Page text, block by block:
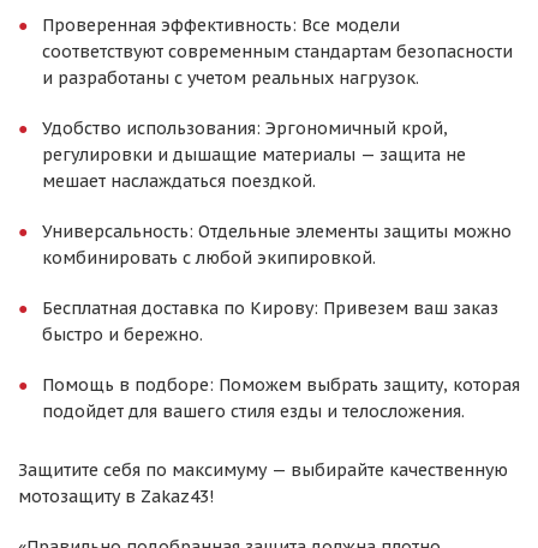
Проверенная эффективность: Все модели
соответствуют современным стандартам безопасности
и разработаны с учетом реальных нагрузок.
Удобство использования: Эргономичный крой,
регулировки и дышащие материалы — защита не
мешает наслаждаться поездкой.
Универсальность: Отдельные элементы защиты можно
комбинировать с любой экипировкой.
Бесплатная доставка по Кирову: Привезем ваш заказ
быстро и бережно.
Помощь в подборе: Поможем выбрать защиту, которая
подойдет для вашего стиля езды и телосложения.
Защитите себя по максимуму — выбирайте качественную
мотозащиту в Zakaz43!